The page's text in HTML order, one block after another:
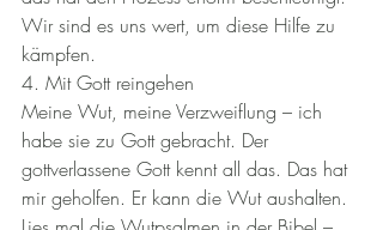
Wir sind es uns wert, um diese Hilfe zu
kämpfen.
4. Mit Gott reingehen
Meine Wut, meine Verzweiflung – ich
habe sie zu Gott gebracht. Der
gottverlassene Gott kennt all das. Das hat
mir geholfen. Er kann die Wut aushalten.